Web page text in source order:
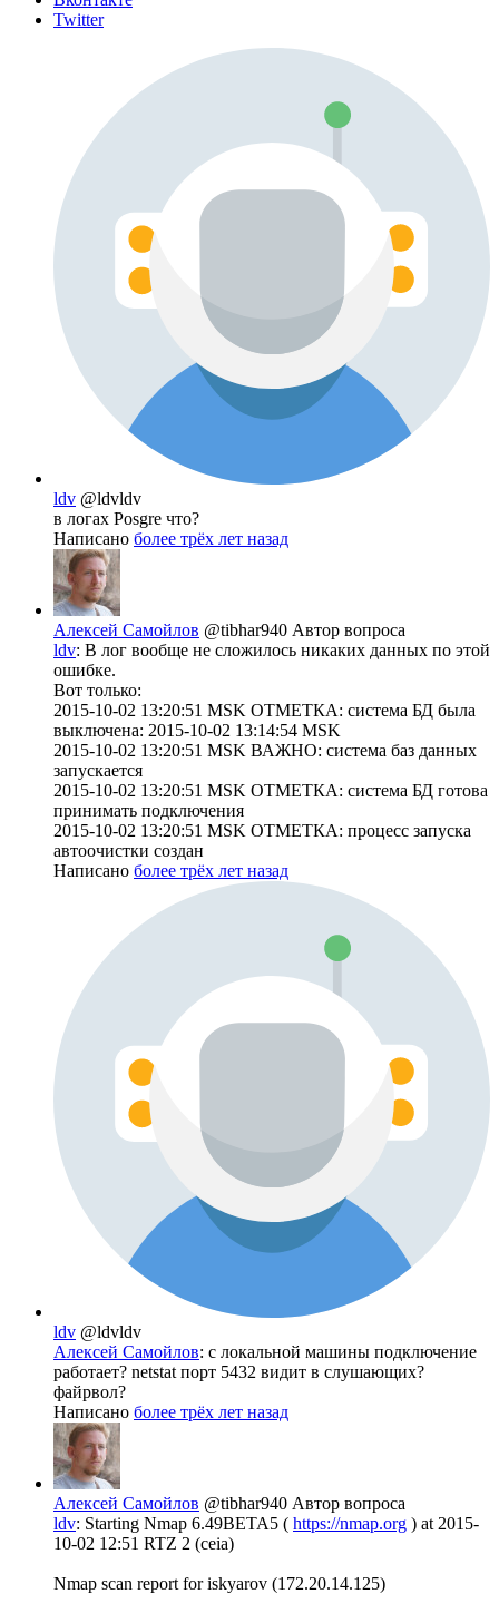
Twitter
ldv @ldvldv
в логах Posgre что?
Написано более трёх лет назад
Алексей Самойлов @tibhar940 Автор вопроса
ldv: В лог вообще не сложилось никаких данных по этой
ошибке.
Вот только:
2015-10-02 13:20:51 MSK ОТМЕТКА: система БД была
выключена: 2015-10-02 13:14:54 MSK
2015-10-02 13:20:51 MSK ВАЖНО: система баз данных
запускается
2015-10-02 13:20:51 MSK ОТМЕТКА: система БД готова
принимать подключения
2015-10-02 13:20:51 MSK ОТМЕТКА: процесс запуска
автоочистки создан
Написано более трёх лет назад
ldv @ldvldv
Алексей Самойлов: с локальной машины подключение
работает? netstat порт 5432 видит в слушающих?
файрвол?
Написано более трёх лет назад
Алексей Самойлов @tibhar940 Автор вопроса
ldv: Starting Nmap 6.49BETA5 ( https://nmap.org ) at 2015-
10-02 12:51 RTZ 2 (ceia)
Nmap scan report for iskyarov (172.20.14.125)